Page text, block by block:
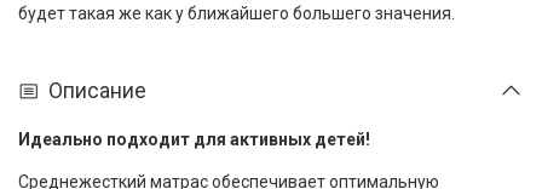
будет такая же как у ближайшего большего значения.
Описание
Идеально подходит для активных детей!
Среднежесткий матрас обеспечивает оптимальную